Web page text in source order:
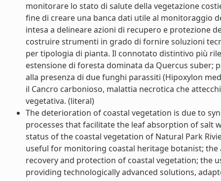
monitorare lo stato di salute della vegetazione
fine di creare una banca dati utile al monitoraggio
intesa a delineare azioni di recupero e protezione
costruire strumenti in grado di fornire soluzioni
per tipologia di pianta. Il connotato distintivo più
estensione di foresta dominata da Quercus suber;
alla presenza di due funghi parassiti (Hipoxylon
il Cancro carbonioso, malattia necrotica che
vegetativa. (literal)
The deterioration of coastal vegetation is due to
processes that facilitate the leaf absorption of salt
status of the coastal vegetation of Natural Park
useful for monitoring coastal heritage botanist;
recovery and protection of coastal vegetation; the
providing technologically advanced solutions,